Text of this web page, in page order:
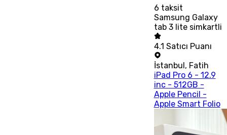
6 taksit
Samsung Galaxy
tab 3 lite simkartli
4.1 Satıcı Puanı
İstanbul, Fatih
iPad Pro 6 - 12.9
inc - 512GB -
Apple Pencil -
Apple Smart Folio